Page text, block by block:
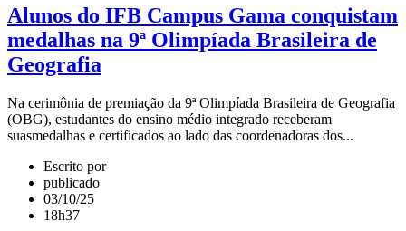
Alunos do IFB Campus Gama conquistam
medalhas na 9ª Olimpíada Brasileira de
Geografia
Na cerimônia de premiação da 9ª Olimpíada Brasileira de Geografia
(OBG), estudantes do ensino médio integrado receberam
suasmedalhas e certificados ao lado das coordenadoras dos...
Escrito por
publicado
03/10/25
18h37